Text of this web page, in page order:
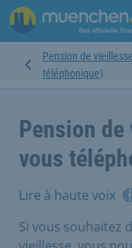
Pension de
téléphonique)
Pension
vous
Lire à haute voix
Si vous souhaitez